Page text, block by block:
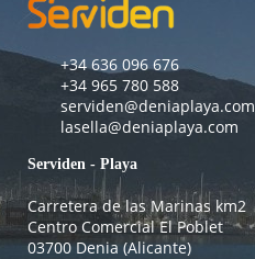
+34 636 096 676
+34 965 780 588
serviden@deniaplaya.com
lasella@deniaplaya.com
Serviden - Playa
Carretera de las Marinas km2
Centro Comercial El Poblet
03700 Denia (Alicante)